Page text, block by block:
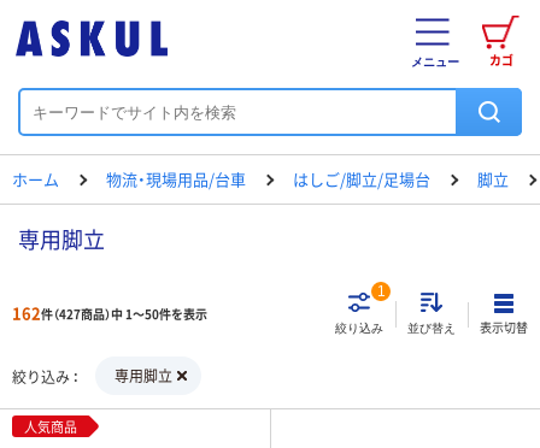
カゴ
メニュー
ホーム 物流・現場用品/台車 はしご/脚立/足場台 脚立
専用脚立
162件（427商品）中 1～50件を表示
絞り込み
1
並び替え 表示切替
絞り込み 専用脚立
人気商品